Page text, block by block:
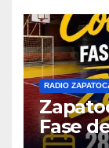
RADIO
Fase